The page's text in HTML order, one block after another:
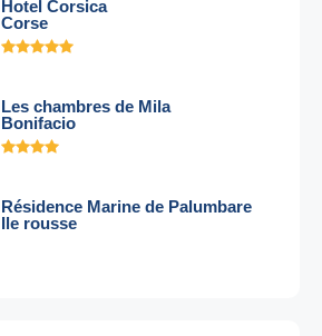
Hotel Corsica
Corse
Les chambres de Mila
Bonifacio
Résidence Marine de Palumbare
Ile rousse